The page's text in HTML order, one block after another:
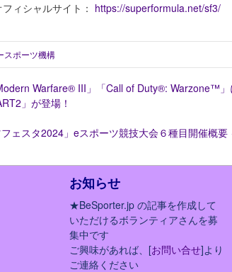
ィシャルサイト： https://superformula.net/sf3/
スポーツ機構
Warfare® III」「Call of Duty®: Warzone™」
」が登場！
フェスタ2024」eスポーツ競技大会６種目開催概要
お知らせ
★BeSporter.jp の記事を作成して
いただけるボランティアさんを募
集中です
ご興味があれば、[お問い合せ]より
ご連絡ください